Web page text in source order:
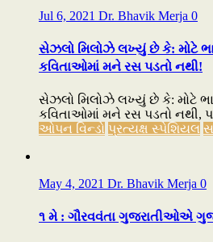
Jul 6, 2021 Dr. Bhavik Merja 0
સેઝલો મિલોઝે લખ્યું છે કે: મોટે
કવિતાઓમાં મને રસ પડતો નથી!
સેઝલો મિલોઝે લખ્યું છે કે: મોટે
કવિતાઓમાં મને રસ પડતો નથી,
ઓપન વિન્ડો પ્રત્યક્ષ સ્પેશિયલ
May 4, 2021 Dr. Bhavik Merja 0
૧ મે : ગૌરવવંતા ગુજરાતીઓએ